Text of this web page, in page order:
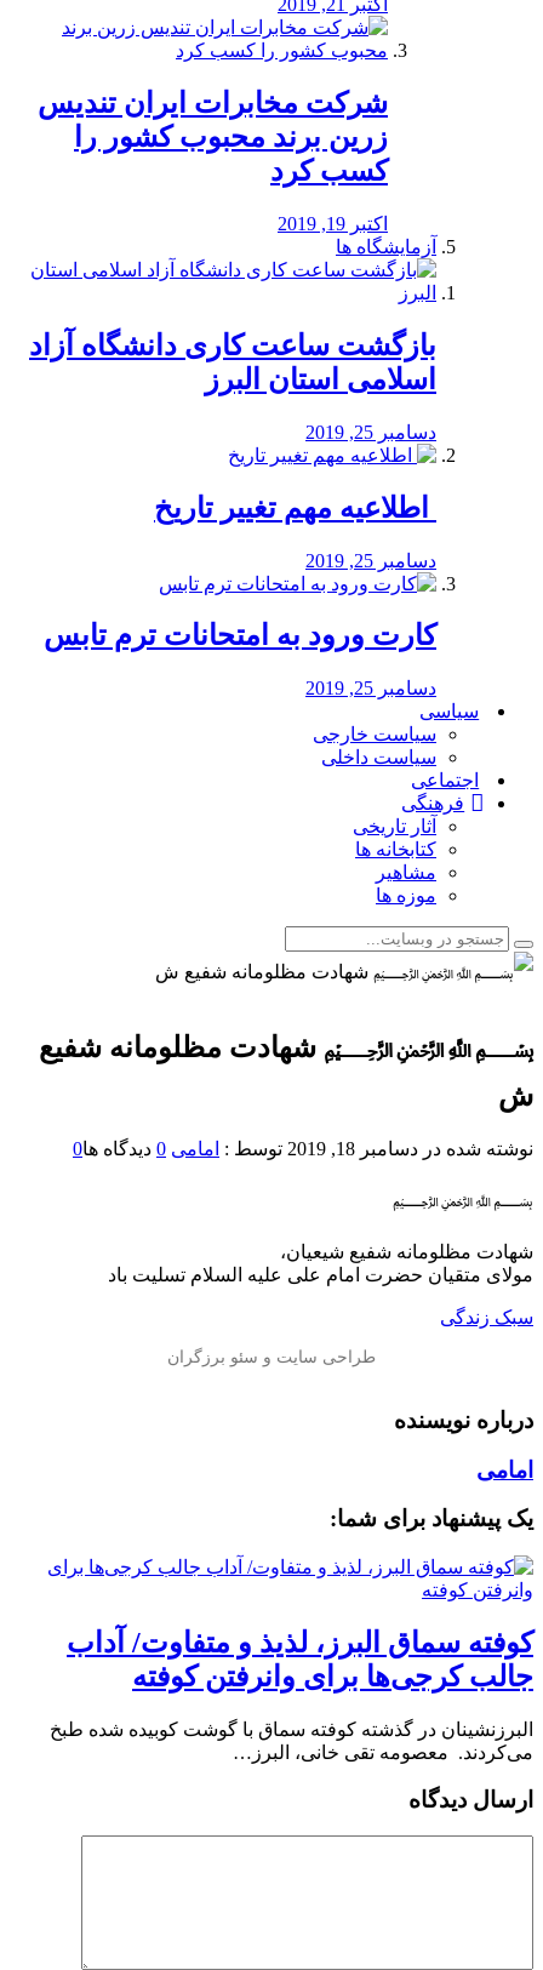
اکتبر 21, 2019
شرکت مخابرات ایران تندیس
زرین برند محبوب کشور را
کسب کرد
اکتبر 19, 2019
آزمایشگاه ها
بازگشت ساعت کاری دانشگاه آزاد
اسلامی استان البرز
دسامبر 25, 2019
️ اطلاعیه مهم تغییر تاریخ
دسامبر 25, 2019
کارت ورود به امتحانات ترم تابس
دسامبر 25, 2019
سیاسی
سیاست خارجی
سیاست داخلی
اجتماعی
فرهنگی
آثار تاریخی
کتابخانه ها
مشاهیر
موزه ها
﷽ ️شهادت مظلومانه شفیع
ش
نوشته شده در دسامبر 18, 2019 توسط : امامی 0 دیدگاه ها0
﷽
️شهادت مظلومانه شفیع شیعیان،
مولای متقیان حضرت امام علی علیه السلام تسلیت باد
سبک زندگی
درباره نویسنده
امامی
یک پیشنهاد برای شما:
کوفته سماق البرز، لذیذ و متفاوت/ آداب
جالب کرجی‌ها برای وانرفتن کوفته
البرزنشینان در گذشته کوفته سماق با گوشت کوبیده شده طبخ
می‌کردند. معصومه تقی خانی، البرز…
ارسال دیدگاه